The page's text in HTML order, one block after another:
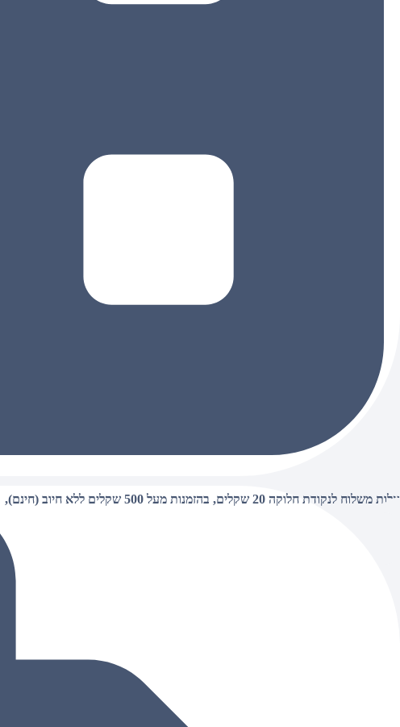
עלות משלוח לנקודת חלוקה 20 שקלים, בהזמנות מעל 500 שקלים ללא חיוב (חינם),